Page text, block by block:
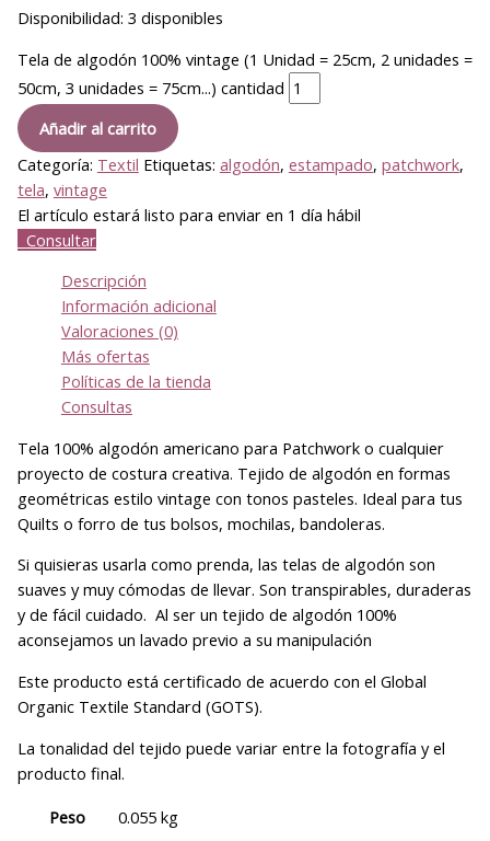
Disponibilidad: 3 disponibles
Tela de algodón 100% vintage (1 Unidad = 25cm, 2 unidades =
50cm, 3 unidades = 75cm...) cantidad
Añadir al carrito
Categoría: Textil Etiquetas: algodón, estampado, patchwork,
tela, vintage
El artículo estará listo para enviar en 1 día hábil
Consultar
Descripción
Información adicional
Valoraciones (0)
Más ofertas
Políticas de la tienda
Consultas
Tela 100% algodón americano para Patchwork o cualquier
proyecto de costura creativa. Tejido de algodón en formas
geométricas estilo vintage con tonos pasteles. Ideal para tus
Quilts o forro de tus bolsos, mochilas, bandoleras.
Si quisieras usarla como prenda, las telas de algodón son
suaves y muy cómodas de llevar. Son transpirables, duraderas
y de fácil cuidado. Al ser un tejido de algodón 100%
aconsejamos un lavado previo a su manipulación
Este producto está certificado de acuerdo con el Global
Organic Textile Standard (GOTS).
La tonalidad del tejido puede variar entre la fotografía y el
producto final.
Peso
0.055 kg